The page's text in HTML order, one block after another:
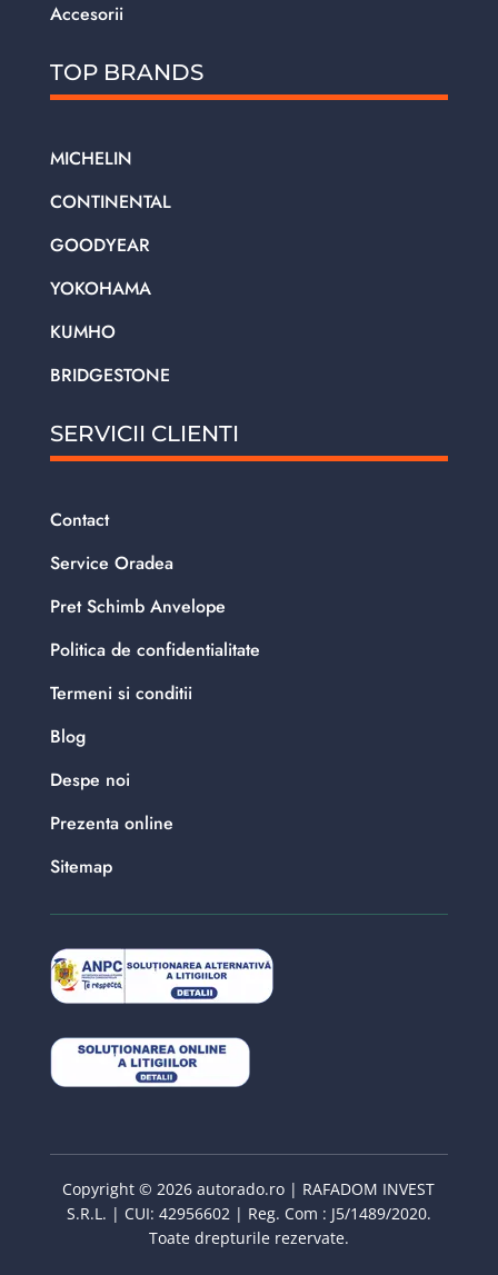
Accesorii
TOP BRANDS
MICHELIN
CONTINENTAL
GOODYEAR
YOKOHAMA
KUMHO
BRIDGESTONE
SERVICII CLIENTI
Contact
Service Oradea
Pret Schimb Anvelope
Politica de confidentialitate
Termeni si conditii
Blog
Despe noi
Prezenta online
Sitemap
Copyright © 2026 autorado.ro | RAFADOM INVEST
S.R.L. | CUI: 42956602 | Reg. Com : J5/1489/2020.
Toate drepturile rezervate.